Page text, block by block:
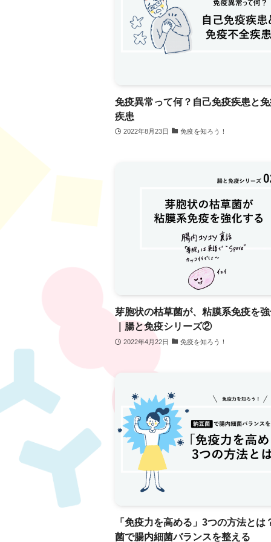
免疫異常って何？自己免疫疾患と
疾患
2022年8月23日 免疫を知ろう！
芽胞状の枯草菌が、粘膜系免疫を
｜腸と免疫シリーズ②
2022年4月22日 免疫を知ろう！
「免疫力を高める」3つの方法とは
菌で腸内細菌バランスを整える